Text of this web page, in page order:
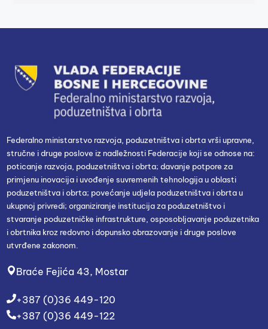
Federalno ministarstvo razvoja, poduzetništva i obrta vrši upravne,
stručne i druge poslove iz nadležnosti Federacije koji se odnose na:
poticanje razvoja, poduzetništva i obrta; davanje potpore za
primjenu inovacija i uvođenje suvremenih tehnologija u oblasti
poduzetništva i obrta; povećanje udjela poduzetništva i obrta u
ukupnoj privredi; organiziranje institucija za poduzetništvo i
stvaranje poduzetničke infrastrukture, osposobljavanje poduzetnika
i obrtnika kroz redovno i dopunsko obrazovanje i druge poslove
utvrđene zakonom.
Braće Fejića 43, Mostar
+387 (0)36 449-120
+387 (0)36 449-122